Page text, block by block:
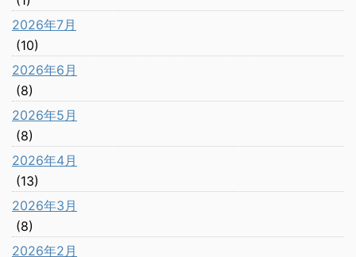
2026年7月
(10)
2026年6月
(8)
2026年5月
(8)
2026年4月
(13)
2026年3月
(8)
2026年2月